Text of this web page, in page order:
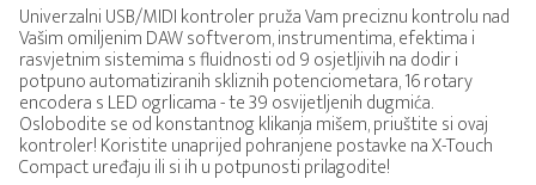
Univerzalni USB/MIDI kontroler pruža Vam preciznu kontrolu nad
Vašim omiljenim DAW softverom, instrumentima, efektima i
rasvjetnim sistemima s fluidnosti od 9 osjetljivih na dodir i
potpuno automatiziranih skliznih potenciometara, 16 rotary
encodera s LED ogrlicama - te 39 osvijetljenih dugmića.
Oslobodite se od konstantnog klikanja mišem, priuštite si ovaj
kontroler! Koristite unaprijed pohranjene postavke na X-Touch
Compact uređaju ili si ih u potpunosti prilagodite!